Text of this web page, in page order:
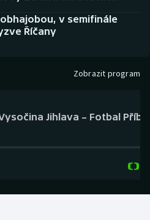
v semifinále
Říčany
Zobrazit program
Jihlava – Fotbal